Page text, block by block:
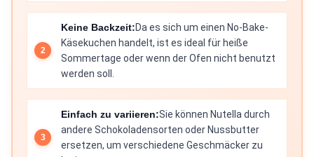
Keine Backzeit:Da es sich um einen No-Bake-
Käsekuchen handelt, ist es ideal für heiße
Sommertage oder wenn der Ofen nicht benutzt
werden soll.
Einfach zu variieren:Sie können Nutella durch
andere Schokoladensorten oder Nussbutter
ersetzen, um verschiedene Geschmäcker zu